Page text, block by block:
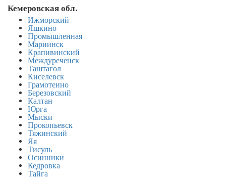
Кемеровская обл.
Ижморский
Яшкино
Промышленная
Мариинск
Крапивинский
Междуреченск
Таштагол
Киселевск
Грамотеино
Березовский
Калтан
Юрга
Мыски
Прокопьевск
Тяжинский
Яя
Тисуль
Осинники
Кедровка
Тайга